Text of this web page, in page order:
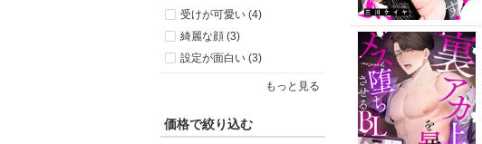
受けが可愛い (4)
綺麗な顔 (3)
設定が面白い (3)
もっと見る
価格で絞り込む